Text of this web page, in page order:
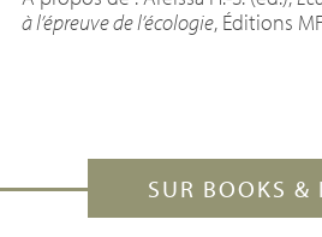
à l’épreuve de l’écologie, Éditions
SUR BOOKS &